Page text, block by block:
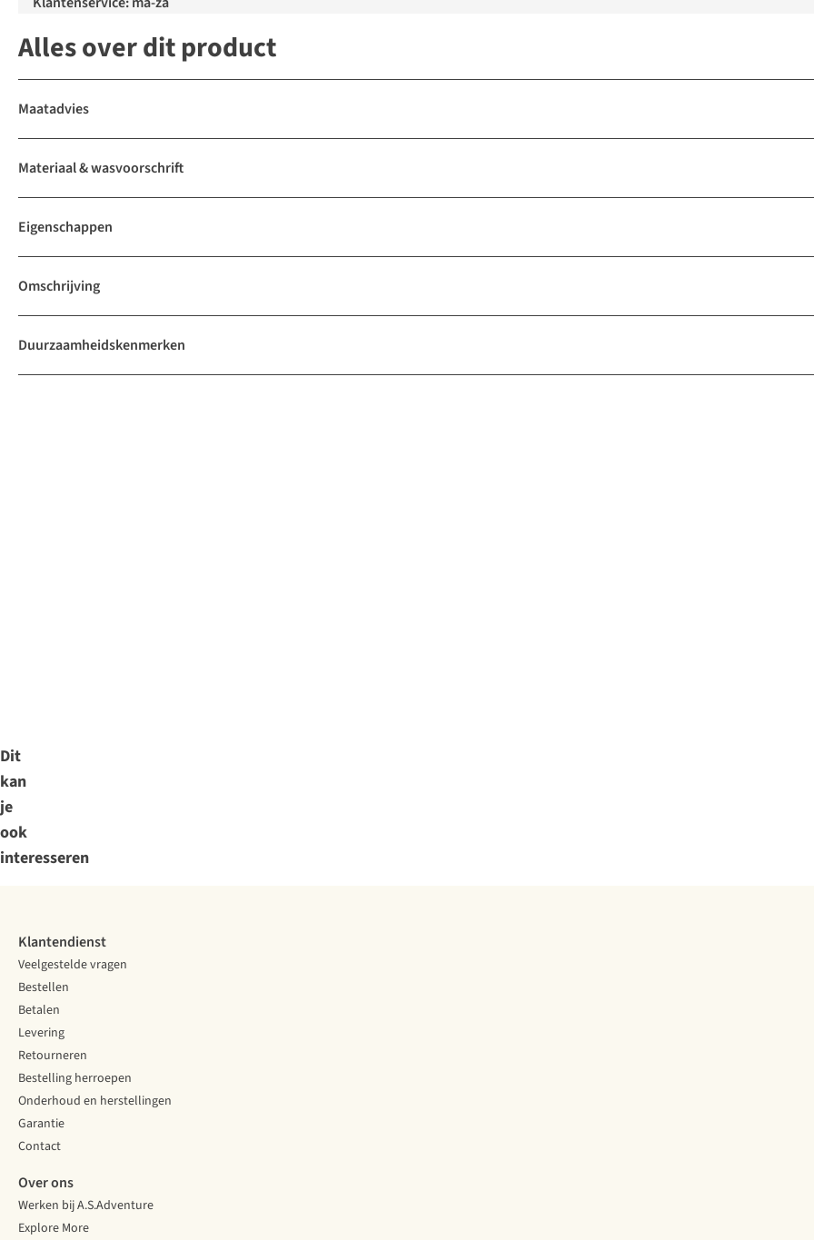
Alles over dit product
Maatadvies
Materiaal & wasvoorschrift
Eigenschappen
Omschrijving
Duurzaamheidskenmerken
Dit
kan
je
ook
interesseren
Klantendienst
Veelgestelde vragen
Bestellen
Betalen
Levering
Retourneren
Bestelling herroepen
Onderhoud en herstellingen
Garantie
Contact
Over ons
Werken bij A.S.Adventure
Explore More